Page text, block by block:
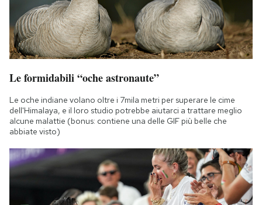
Le formidabili “oche astronaute”
Le oche indiane volano oltre i 7mila metri per superare le cime
dell'Himalaya, e il loro studio potrebbe aiutarci a trattare meglio
alcune malattie (bonus: contiene una delle GIF più belle che
abbiate visto)